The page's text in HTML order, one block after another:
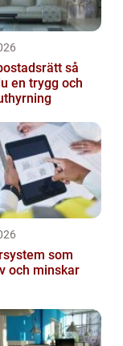
så
en trygg och
som
och minskar